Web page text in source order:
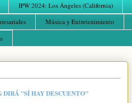
IPW 2024: Los Ángeles (California)
Música y Entretenimiento
DIRÁ "SÍ HAY DESCUENTO"